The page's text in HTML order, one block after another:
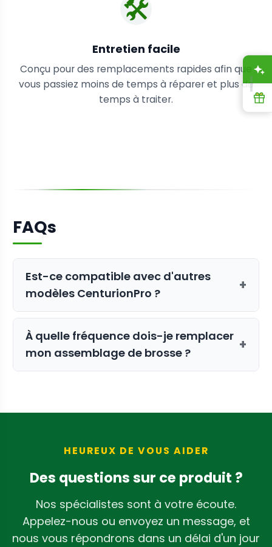
🛠️
Entretien facile
Conçu pour des remplacements rapides afin que
vous passiez moins de temps à réparer et plus de
temps à traiter.
FAQs
Est-ce compatible avec d'autres
modèles CenturionPro ?
+
Cet assemblage spécifique est conçu
pour le CenturionPro Mini. Pour les
autres modèles, veuillez consulter notre
assemblage de brosse pour les taille-
À quelle fréquence dois-je remplacer
mon assemblage de brosse ?
+
constatez une diminution de la qualité
probablement temps de le renouveler.
HEUREUX DE VOUS AIDER
Des questions sur ce produit ?
Nos spécialistes sont à votre écoute.
Appelez-nous ou envoyez un message, et
nous vous répondrons dans un délai d'un jour